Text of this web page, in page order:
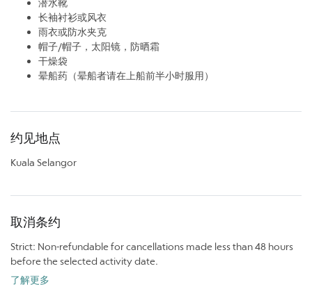
长袖衬衫或风衣
雨衣或防水夹克
帽子/帽子，太阳镜，防晒霜
干燥袋
晕船药（晕船者请在上船前半小时服用）
约见地点
Kuala Selangor
取消条约
Strict: Non-refundable for cancellations made less than 48 hours
before the selected activity date.
了解更多